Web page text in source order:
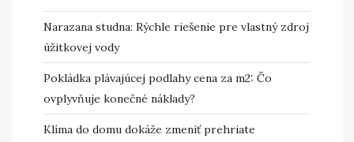
Narazana studna: Rýchle riešenie pre vlastný zdroj
úžitkovej vody
Pokládka plávajúcej podlahy cena za m2: Čo
ovplyvňuje konečné náklady?
Klíma do domu dokáže zmeniť prehriate